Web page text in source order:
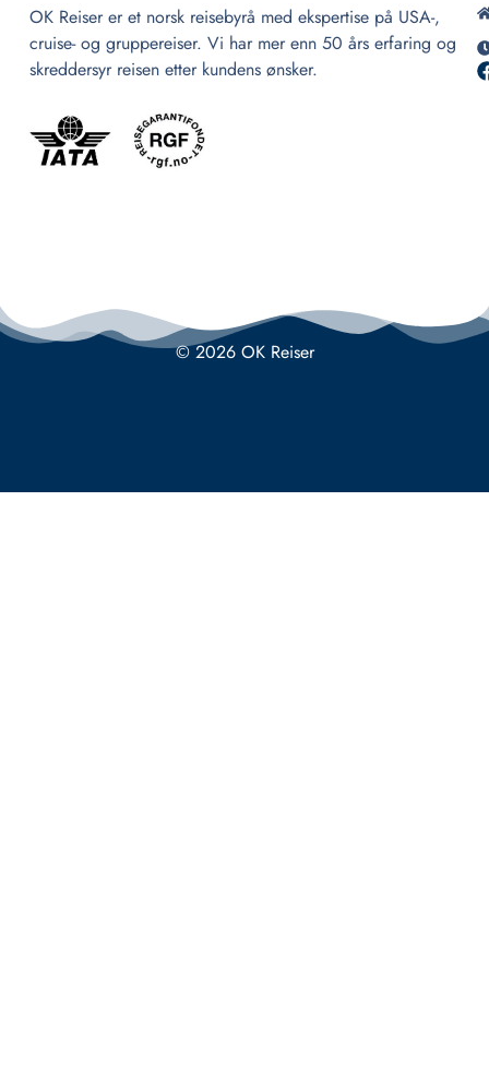
OK Reiser er et norsk reisebyrå med ekspertise på USA-,
cruise- og gruppereiser. Vi har mer enn 50 års erfaring og
skreddersyr reisen etter kundens ønsker.
© 2026 OK Reiser